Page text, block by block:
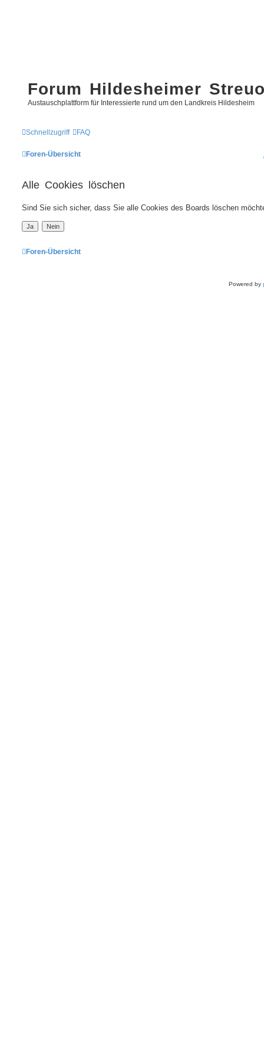
Forum Hildesheimer
Austauschplattform für Interessierte rund um den Landkreis Hildesheim
Schnellzugriff FAQ
Foren-Übersicht
Alle Cookies löschen
Sind Sie sich sicher, dass Sie alle Cookies des Boards löschen
Foren-Übersicht
Powered by